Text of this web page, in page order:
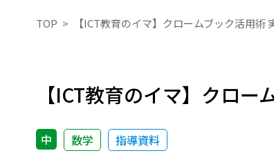
TOP 【ICT教育のイマ】クロームブック活用
【ICT教育のイマ】クロ
中 数学 指導資料